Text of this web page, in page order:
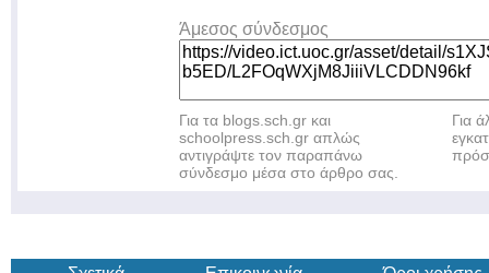
Άμεσος σύνδεσμος
Για τα blogs.sch.gr και
schoolpress.sch.gr απλώς
αντιγράψτε τον παραπάνω
σύνδεσμο μέσα στο άρθρο σας.
Για